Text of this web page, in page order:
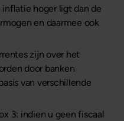
hoger ligt dan de
en daarmee ook
zijn over het
door banken
van verschillende
3: indien u geen fiscaal